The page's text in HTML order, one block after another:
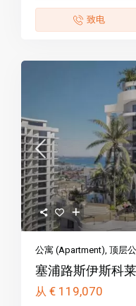
致电
公寓 (Apartment),顶层
塞浦路斯伊斯科
从€ 119,070